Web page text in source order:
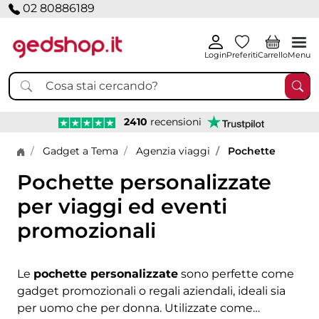
02 80886189
LoginPreferitiCarrelloMenu
2410 recensioni
Home page
Gadget a Tema Agenzia viaggi Pochette
Pochette personalizzate
per viaggi ed eventi
promozionali
Le pochette personalizzate sono perfette come
gadget promozionali o regali aziendali, ideali sia
per uomo che per donna. Utilizzate come